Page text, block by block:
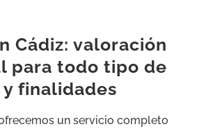
Cádiz: valoración
para todo tipo de
finalidades
un servicio completo